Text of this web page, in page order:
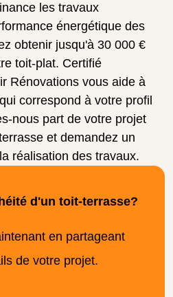
les travaux
énergétique des
obtenir jusqu'à 30 000 €
toit-plat. Certifié
Rénovations vous aide à
correspond à votre profil
nous part de votre projet
et demandez un
réalisation des travaux.
d'un toit-terrasse?
en partageant
de votre projet.